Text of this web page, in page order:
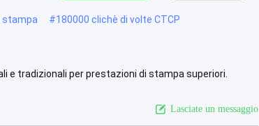
stampa #180000 clichè di volte CTCP
e tradizionali per prestazioni di stampa superiori.
Lasciate un messaggio